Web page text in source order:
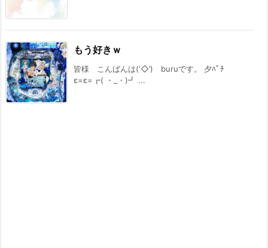
もう好きｗ
皆様 こんばんは(‘◇’)ゞburuです。 夕ﾊﾟﾁ
ε=ε=┏( ・_・)┛ ...